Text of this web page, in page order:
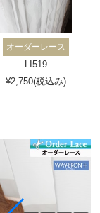
オーダーレース
LI519
¥2,750(税込み)